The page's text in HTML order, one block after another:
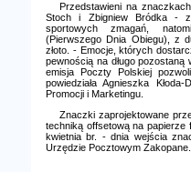
Przedstawieni na
Stoch i Zbigniew Bródka -
sportowych zmagań,
(Pierwszego Dnia Obiegu), z
złoto. - Emocje, których
pewnością na długo
emisja Poczty Polskiej
powiedziała Agnieszka
Promocji i Marketingu.
Znaczki zaprojektowane
techniką offsetową na papierze
kwietnia br. - dnia wejścia
Urzędzie Pocztowym Zakopane.